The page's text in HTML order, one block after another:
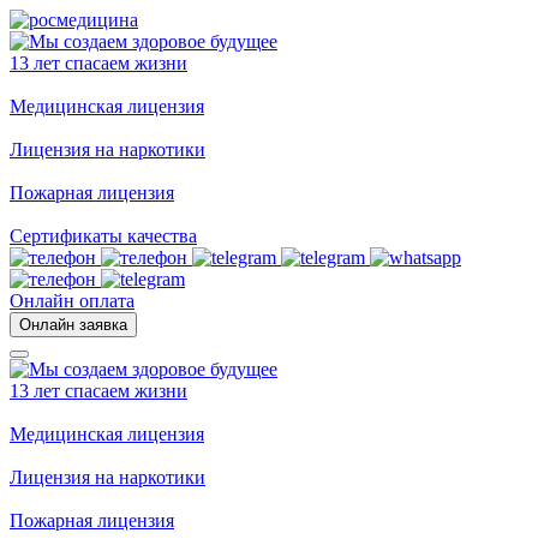
13 лет спасаем жизни
Медицинская лицензия
Лицензия на наркотики
Пожарная лицензия
Сертификаты качества
Онлайн оплата
Онлайн заявка
13 лет спасаем жизни
Медицинская лицензия
Лицензия на наркотики
Пожарная лицензия